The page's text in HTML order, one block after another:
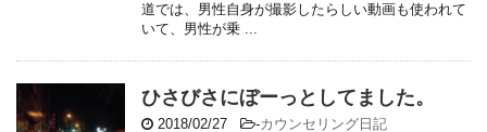
道では、男性自身が撮影したらしい動画も使われて
いて、男性が乗 ...
ひさびさにぼーっとしてました。
2018/02/27 -カウンセリング日記